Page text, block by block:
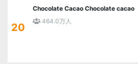
20
Chocolate Cacao Chocolate cacao
464.0万人